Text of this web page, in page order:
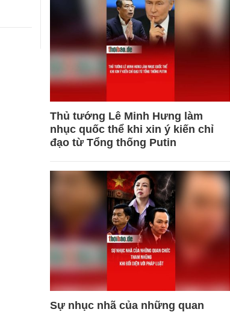
Thủ tướng Lê Minh Hưng làm
nhục quốc thể khi xin ý kiến chỉ
đạo từ Tổng thống Putin
Sự nhục nhã của những quan